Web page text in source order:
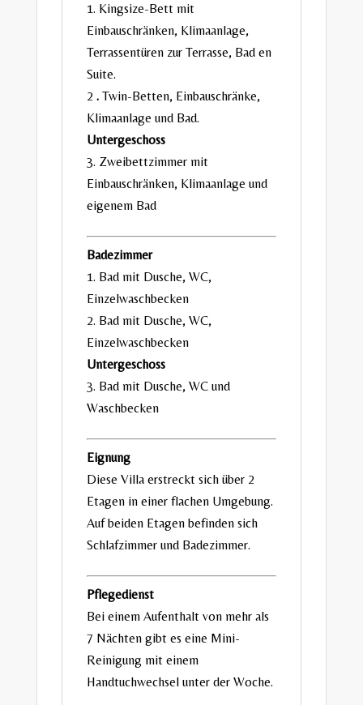
1. Kingsize-Bett mit
Einbauschränken, Klimaanlage,
Terrassentüren zur Terrasse, Bad en
Suite.
2 .Twin-Betten, Einbauschränke,
Klimaanlage und Bad.
Untergeschoss
3. Zweibettzimmer mit
Einbauschränken, Klimaanlage und
eigenem Bad
Badezimmer
1. Bad mit Dusche, WC,
Einzelwaschbecken
2. Bad mit Dusche, WC,
Einzelwaschbecken
Untergeschoss
3. Bad mit Dusche, WC und
Waschbecken
Eignung
Diese Villa erstreckt sich über 2
Etagen in einer flachen Umgebung.
Auf beiden Etagen befinden sich
Schlafzimmer und Badezimmer.
Pflegedienst
Bei einem Aufenthalt von mehr als
7 Nächten gibt es eine Mini-
Reinigung mit einem
Handtuchwechsel unter der Woche.